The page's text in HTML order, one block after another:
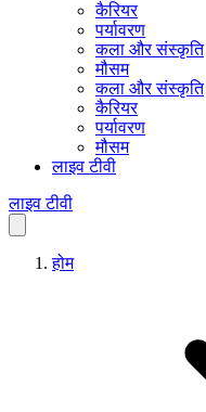
कैरियर
पर्यावरण
कला और संस्कृति
मौसम
कला और संस्कृति
कैरियर
पर्यावरण
मौसम
लाइव टीवी
लाइव टीवी
होम